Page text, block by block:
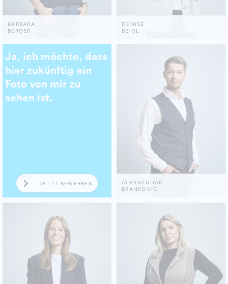
BARBARA
BERGER
DENISE
BEIGL
Ja, ich möchte, dass
hier zukünftig ein
Foto von mir zu
sehen ist.
JETZT BEWERBEN
ALEKSANDAR
BRANKOVIC